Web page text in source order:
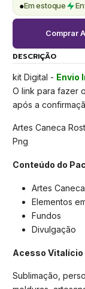
●Em estoque
Comprar
DESCRIÇÃO
kit Digital - Envio
O link para fazer
após a
Artes Caneca
Png
Conteúdo do
Artes
Elementos
Fundos
Divulgação
Acesso Vitalício
Sublimação,